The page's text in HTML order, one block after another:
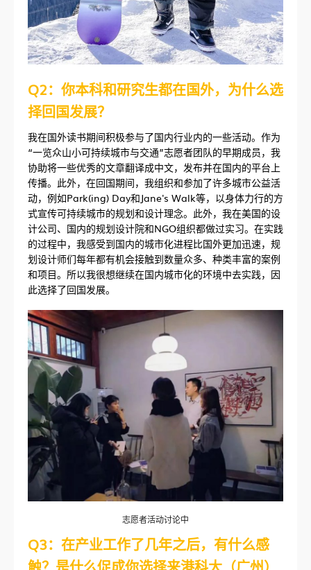
Q2：你本科和研究生都在国外，为什么选
择回国发展？
我在国外读书期间积极参与了国内行业内的一些活动。作为
“一览众山小可持续城市与交通”志愿者团队的早期成员，我
协助将一些优秀的文章翻译成中文，发布并在国内的平台上
传播。此外，在回国期间，我组织和参加了许多城市公益活
动，例如Park(ing) Day和Jane's Walk等，以身体力行的方
式宣传可持续城市的规划和设计理念。此外，我在美国的设
计公司、国内的规划设计院和NGO组织都做过实习。在实践
的过程中，我感受到国内的城市化进程比国外更加迅速，规
划设计师们每年都有机会接触到数量众多、种类丰富的案例
和项目。所以我很想继续在国内城市化的环境中去实践，因
此选择了回国发展。
志愿者活动讨论中
Q3：在产业工作了几年之后，有什么感
触？是什么促成你选择来港科大（广州）